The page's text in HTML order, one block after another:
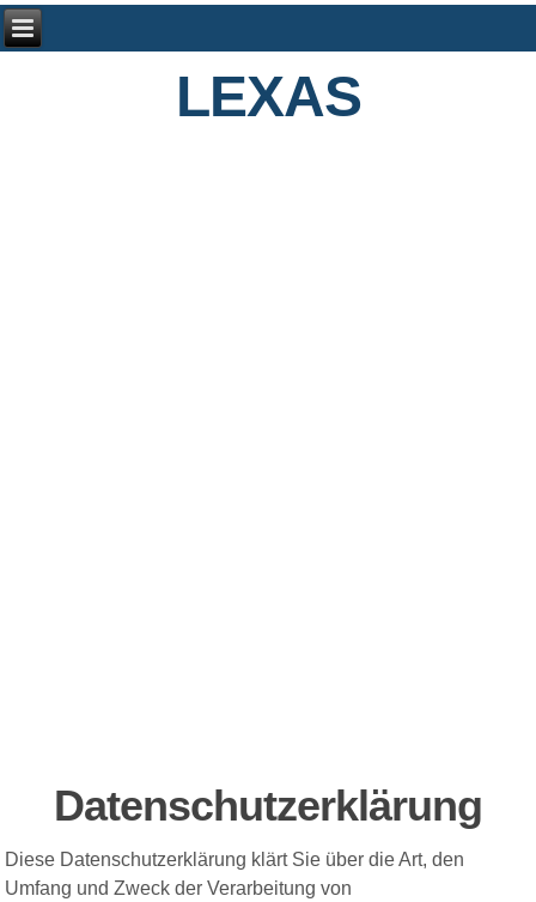
LEXAS
Datenschutzerklärung
Diese Datenschutzerklärung klärt Sie über die Art, den
Umfang und Zweck der Verarbeitung von